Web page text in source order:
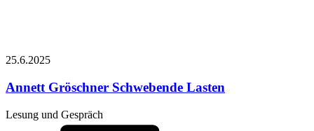
25.6.2025
Annett Gröschner Schwebende Lasten
Lesung und Gespräch